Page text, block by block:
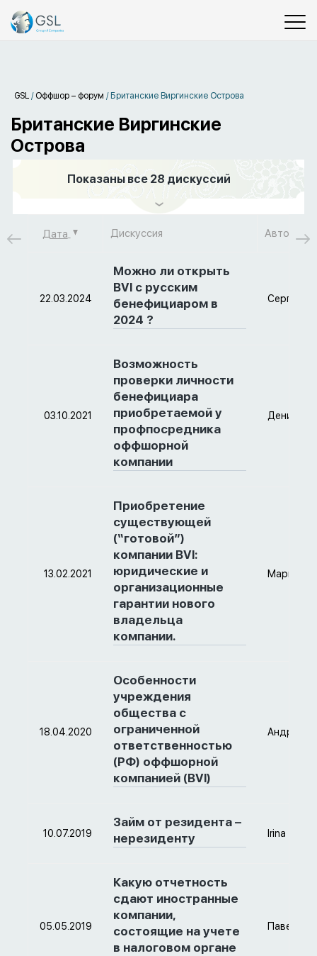
GSL / Оффшор – форум / Британские Виргинские Острова
Британские Виргинские
Острова
Показаны все 28 дискуссий
Дата Дискуссия Автор
22.03.2024
Можно ли открыть
BVI с русским
бенефициаром в
2024 ?
Сергей
03.10.2021
Возможность
проверки личности
бенефициара
приобретаемой у
профпосредника
оффшорной
компании
Денис
13.02.2021
Приобретение
существующей
(“готовой”)
компании BVI:
юридические и
организационные
гарантии нового
владельца
компании.
Мария
18.04.2020
Особенности
учреждения
общества с
ограниченной
ответственностью
(РФ) оффшорной
компанией (BVI)
Андрей
10.07.2019
Займ от резидента –
нерезиденту
Irina
05.05.2019
Какую отчетность
сдают иностранные
компании,
состоящие на учете
в налоговом органе
Павел